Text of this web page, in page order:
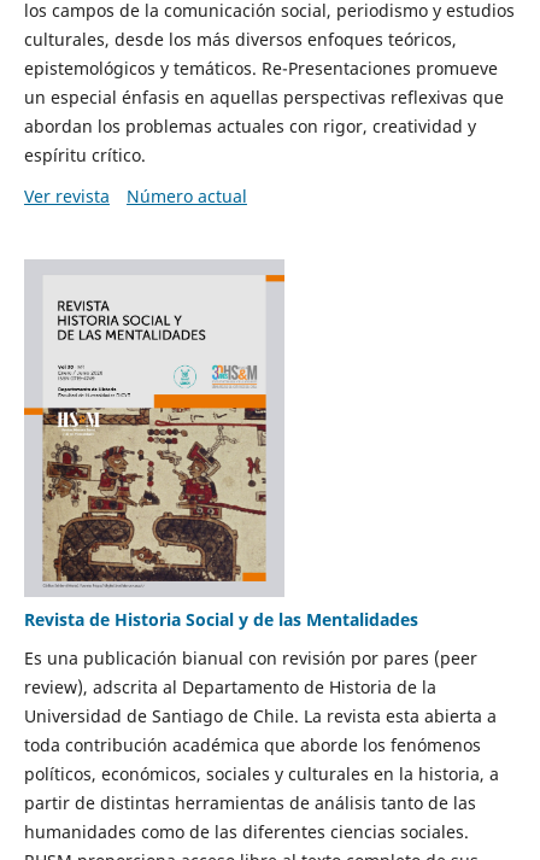
los campos de la comunicación social, periodismo y estudios
culturales, desde los más diversos enfoques teóricos,
epistemológicos y temáticos. Re-Presentaciones promueve
un especial énfasis en aquellas perspectivas reflexivas que
abordan los problemas actuales con rigor, creatividad y
espíritu crítico.
Ver revista
Número actual
Revista de Historia Social y de las Mentalidades
Es una publicación bianual con revisión por pares (peer
review), adscrita al Departamento de Historia de la
Universidad de Santiago de Chile. La revista esta abierta a
toda contribución académica que aborde los fenómenos
políticos, económicos, sociales y culturales en la historia, a
partir de distintas herramientas de análisis tanto de las
humanidades como de las diferentes ciencias sociales.